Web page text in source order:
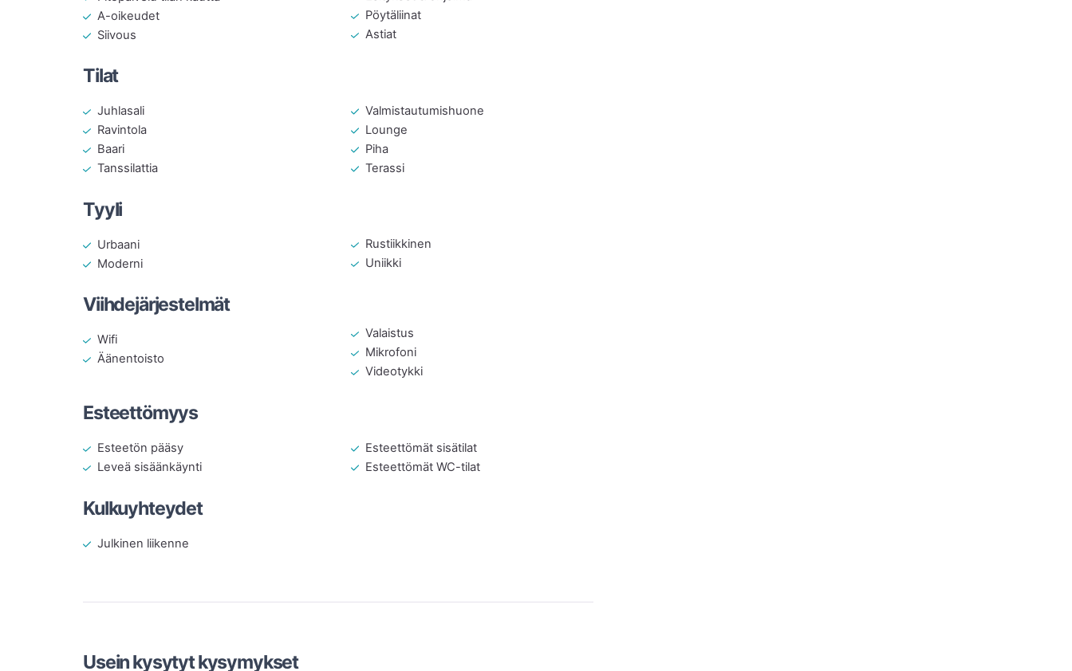
A-oikeudet
Siivous
Pöytäliinat
Astiat
Tilat
Juhlasali
Ravintola
Baari
Tanssilattia
Valmistautumishuone
Lounge
Piha
Terassi
Tyyli
Urbaani
Moderni
Rustiikkinen
Uniikki
Viihdejärjestelmät
Wifi
Äänentoisto
Valaistus
Mikrofoni
Videotykki
Esteettömyys
Esteetön pääsy
Leveä sisäänkäynti
Esteettömät sisätilat
Esteettömät WC-tilat
Kulkuyhteydet
Julkinen liikenne
Usein kysytyt kysymykset